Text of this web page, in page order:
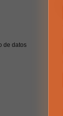
de datos